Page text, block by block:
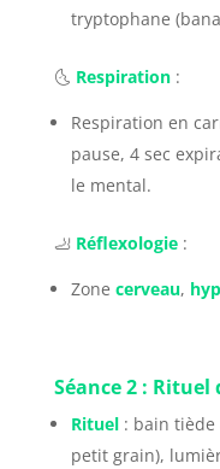
tryptophane
🌜 Respiration:
Respiration en
pause, 4 sec
le mental.
🦶 Réflexologie:
Zone cerveau,
Séance 2 : Rituel
Rituel: bain tiède
petit grain),